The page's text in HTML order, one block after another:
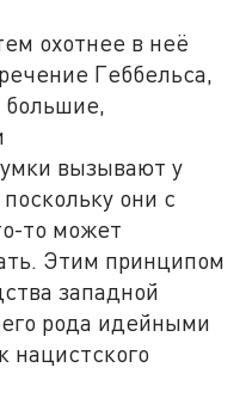
охотнее в неё
Геббельса,
большие,
вызывают у
они с
то может
Этим принципом
западной
рода идейными
нацистского